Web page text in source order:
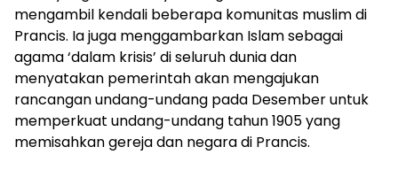
mengambil kendali beberapa komunitas muslim di
Prancis. Ia juga menggambarkan Islam sebagai
agama ‘dalam krisis’ di seluruh dunia dan
menyatakan pemerintah akan mengajukan
rancangan undang-undang pada Desember untuk
memperkuat undang-undang tahun 1905 yang
memisahkan gereja dan negara di Prancis.